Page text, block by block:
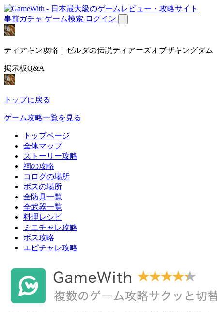
事前ガチャ ゲーム検索 ログイン
ティアキン攻略｜ゼルダの伝説ティアーズオブザキングダム
掲示板Q&A
トップに戻る
ゲーム攻略一覧を見る
トップページ
全体マップ
ストーリー攻略
祠の攻略
コログの場所
ボスの場所
全防具一覧
全武器一覧
料理レシピ
ミニチャレ攻略
ボス攻略
エピチャレ攻略